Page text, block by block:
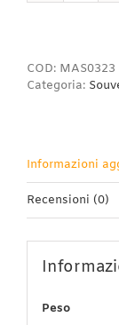
COD: MAS0323
Categoria:
Informazioni
Recensioni (0)
Peso